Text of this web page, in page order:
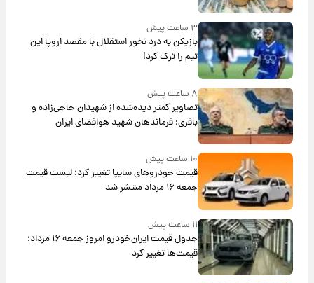
۳ ساعت پیش
بازیکن به درد نخور استقلال با مقصد اروپا این
تیم را ترک کرد!
۸ ساعت پیش
تصاویر کمتر دیده‌شده از شهیدان حاجی‌زاده و
باقری؛ فرماندهان شهید هوافضای ایران
۱۰ ساعت پیش
قیمت خودروهای سایپا تغییر کرد؛ لیست قیمت
جمعه ۱۶ مرداد منتشر شد
۱۱ ساعت پیش
جدول قیمت ایران‌خودرو امروز جمعه ۱۶ مرداد؛
قیمت‌ها تغییر کرد